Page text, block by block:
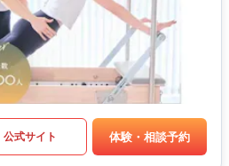
公式サイト 体験・相談予約